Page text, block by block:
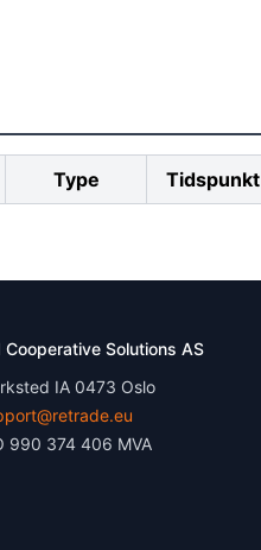
Type Tidspunkt
Solutions AS
IA 0473 Oslo
990 374 406 MVA